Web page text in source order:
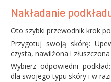
Nakładanie
Oto szybki przewodnik krok
Przygotuj swoją skórę:
czysta, nawilżona i
Wybierz odpowiedni
dla swojego typu skóry i w